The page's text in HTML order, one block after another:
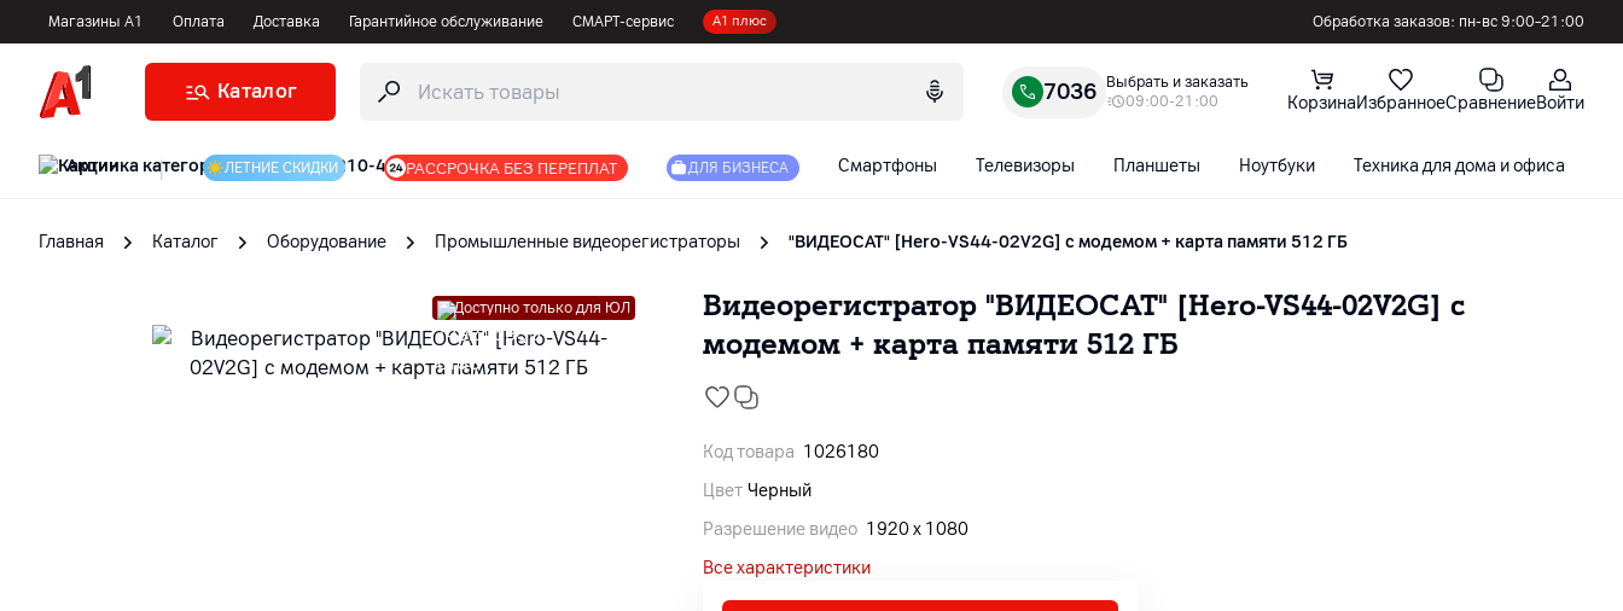
Магазины А1 Оплата Доставка Гарантийное обслуживание СМАРТ-сервис А1 плюс Обработка заказов: пн-вс 9:00–21:00
Каталог 7036
Выбрать и заказать
09:00-21:00
КорзинаИзбранноеСравнениеВойти
Акции | ЛЕТНИЕ СКИДКИ РАССРОЧКА БЕЗ ПЕРЕПЛАТ ДЛЯ БИЗНЕСА Смартфоны Телевизоры Планшеты Ноутбуки Техника для дома и офиса
Главная Каталог Оборудование Промышленные видеорегистраторы "ВИДЕОСАТ" [Hero-VS44-02V2G] с модемом + карта памяти 512 ГБ
Доступно только для ЮЛ
Видеорегистратор "ВИДЕОСАТ" [Hero-VS44-02V2G] с
модемом + карта памяти 512 ГБ
Код товара 1026180
Цвет Черный
Разрешение видео 1920 x 1080
Все характеристики